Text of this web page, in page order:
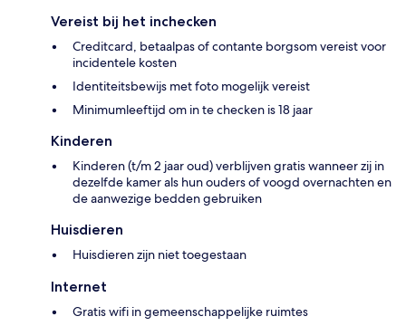
Vereist bij het inchecken
Creditcard, betaalpas of contante borgsom vereist voor
incidentele kosten
Identiteitsbewijs met foto mogelijk vereist
Minimumleeftijd om in te checken is 18 jaar
Kinderen
Kinderen (t/m 2 jaar oud) verblijven gratis wanneer zij in
dezelfde kamer als hun ouders of voogd overnachten en
de aanwezige bedden gebruiken
Huisdieren
Huisdieren zijn niet toegestaan
Internet
Gratis wifi in gemeenschappelijke ruimtes